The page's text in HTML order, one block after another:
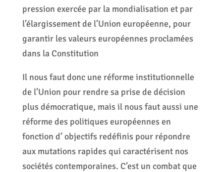
pression exercée par la mondialisation et par
l’élargissement de l’Union européenne, pour
garantir les valeurs européennes proclamées
dans la Constitution
Il nous faut donc une réforme institutionnelle
de l’Union pour rendre sa prise de décision
plus démocratique, mais il nous faut aussi une
réforme des politiques européennes en
fonction d’ objectifs redéfinis pour répondre
aux mutations rapides qui caractérisent nos
sociétés contemporaines. C’est un combat que